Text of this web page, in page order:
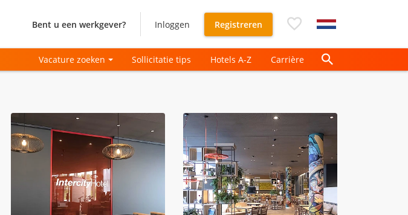
Bent u een werkgever? Inloggen Registreren
Vacature zoeken Sollicitatie tips Hotels A-Z Carrière